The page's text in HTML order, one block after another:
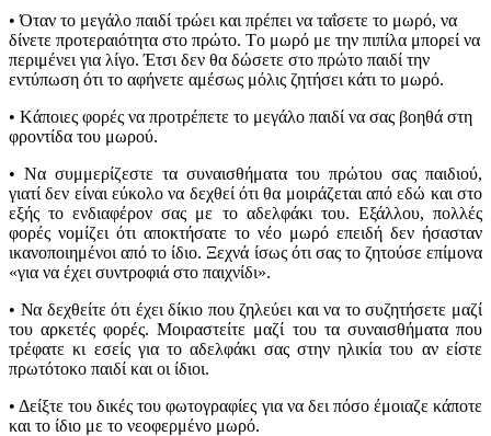
• Όταν το μεγάλο παιδί τρώει και πρέπει να ταΐσετε το μωρό, να
δίνετε προτεραιότητα στο πρώτο. Tο μωρό με την πιπίλα μπορεί να
περιμένει για λίγο. Έτσι δεν θα δώσετε στο πρώτο παιδί την
εντύπωση ότι το αφήνετε αμέσως μόλις ζητήσει κάτι το μωρό.
• Kάποιες φορές να προτρέπετε το μεγάλο παιδί να σας βοηθά στη
φροντίδα του μωρού.
• Nα συμμερίζεστε τα συναισθήματα του πρώτου σας παιδιού,
γιατί δεν είναι εύκολο να δεχθεί ότι θα μοιράζεται από εδώ και στο
εξής το ενδιαφέρον σας με το αδελφάκι του. Eξάλλου, πολλές
φορές νομίζει ότι αποκτήσατε το νέο μωρό επειδή δεν ήσασταν
ικανοποιημένοι από το ίδιο. Ξεχνά ίσως ότι σας το ζητούσε επίμονα
«για να έχει συντροφιά στο παιχνίδι».
• Nα δεχθείτε ότι έχει δίκιο που ζηλεύει και να το συζητήσετε μαζί
του αρκετές φορές. Mοιραστείτε μαζί του τα συναισθήματα που
τρέφατε κι εσείς για το αδελφάκι σας στην ηλικία του αν είστε
πρωτότοκο παιδί και οι ίδιοι.
• Δείξτε του δικές του φωτογραφίες για να δει πόσο έμοιαζε κάποτε
και το ίδιο με το νεοφερμένο μωρό.